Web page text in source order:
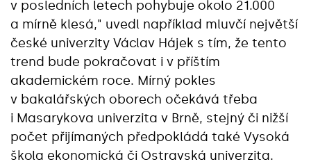
v posledních letech pohybuje okolo 21.000
a mírně klesá," uvedl například mluvčí největší
české univerzity Václav Hájek s tím, že tento
trend bude pokračovat i v příštím
akademickém roce. Mírný pokles
v bakalářských oborech očekává třeba
i Masarykova univerzita v Brně, stejný či nižší
počet přijímaných předpokládá také Vysoká
škola ekonomická či Ostravská univerzita.